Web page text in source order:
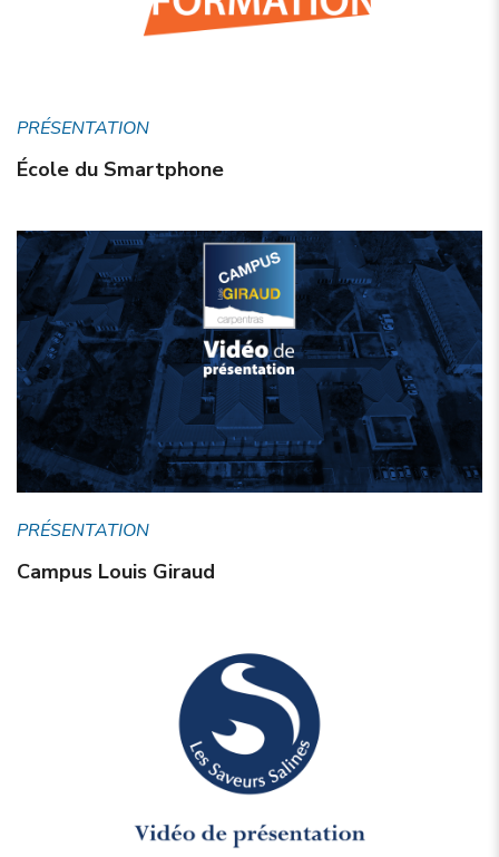
PRÉSENTATION
École du Smartphone
PRÉSENTATION
Campus Louis Giraud